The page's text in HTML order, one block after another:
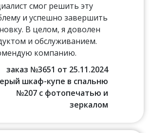
смог решить эту
и успешно завершить
В целом, я доволен
и обслуживанием.
компанию.
заказ №3651 от 25.11.2024
шкаф-купе в спальню
№207 с фотопечатью и
зеркалом